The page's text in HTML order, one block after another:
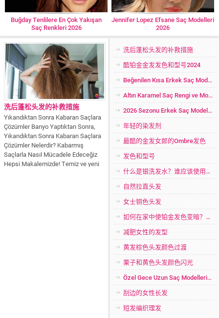
Buğday Tenlilere En Çok Yakışan
Saç Renkleri 2026
Jennifer Lopez Efsane Saç Modelleri
2026
洗后蓬松头发的补救措施
Yıkandıktan Sonra Kabaran Saçlara
Çözümler Banyo Yaptıktan Sonra,
Yıkandıktan Sonra Kabaran Saçlara
Çözümler Nelerdir? Kabarmış
Saçlarla Nasıl Mücadele Edeceğiz
Hepsi Makalemizde! Temiz ve yeni
洗后蓬松头发的补救措施
酷铂金金发发色和型号2024
Beğenilen Kısa Erkek Saç Modelleri 2024
Altın Karamel Saç Rengi ve Modelleri 2026
2026 Sezonu Erkek Saç Modelleri
年轻的染发剂
最酷的金发女郎的Ombre发色
发色和型号
什么是银洗发水？谁应该使用？令人难以置信的影响！
自然拉直头发
女士铜色头发
如何在家中使铂金发色变暗？打开深黄色Baleige颜色？
减肥女性的发型
黄发棕色头发颜色过渡
栗子和黄色头发颜色闪光
Özel Gece Uzun Saç Modelleri 2026
刮边的女性长发
短发编织理发